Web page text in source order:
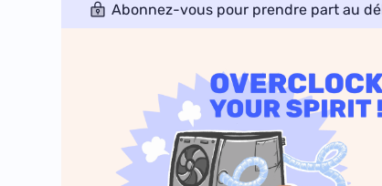
Abonnez-vous pour prendre part au